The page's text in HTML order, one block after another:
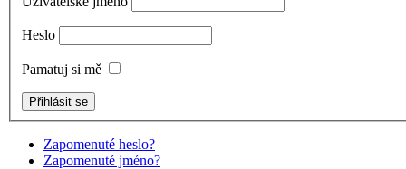
Heslo
Pamatuj si mě
Zapomenuté heslo?
Zapomenuté jméno?